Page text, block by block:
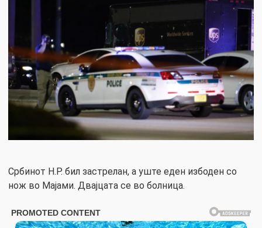
Србинот Н.Р. бил застрелан, а уште еден избоден со
нож во Мајами. Двајцата се во болница.